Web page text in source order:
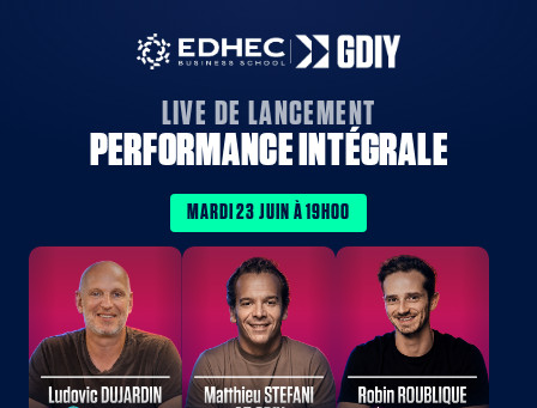
LIVE DE LANCEMENT
PERFORMANCE INTÉGRALE
MARDI 23 JUIN À 19H00